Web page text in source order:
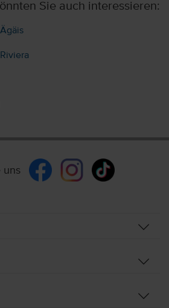
Sie auch interessieren:
uns